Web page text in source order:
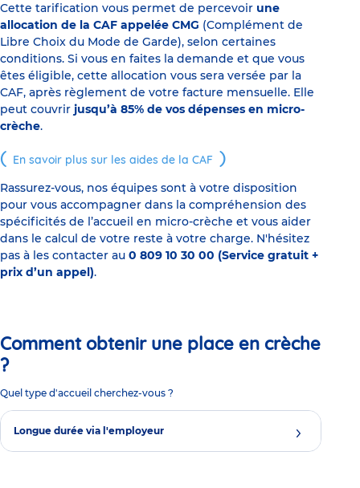
Cette tarification vous permet de percevoir une
allocation de la CAF appelée CMG (Complément de
Libre Choix du Mode de Garde), selon certaines
conditions. Si vous en faites la demande et que vous
êtes éligible, cette allocation vous sera versée par la
CAF, après règlement de votre facture mensuelle. Elle
peut couvrir jusqu’à 85% de vos dépenses en micro-
crèche.
En savoir plus sur les aides de la CAF
Rassurez-vous, nos équipes sont à votre disposition
pour vous accompagner dans la compréhension des
spécificités de l’accueil en micro-crèche et vous aider
dans le calcul de votre reste à votre charge. N'hésitez
pas à les contacter au 0 809 10 30 00 (Service gratuit +
prix d’un appel).
Comment obtenir une place en crèche
?
Quel type d'accueil cherchez-vous ?
Longue durée via l'employeur